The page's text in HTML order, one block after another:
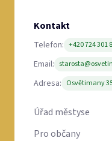
Kontakt
Telefon: +420 724 301
Email:
Adresa: Osvětimany
Úřad městyse
Pro občany